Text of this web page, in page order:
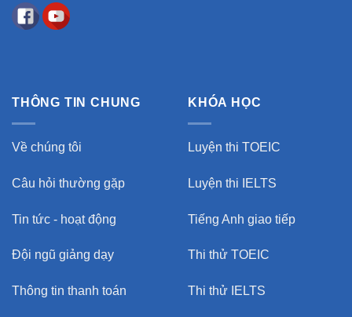
THÔNG TIN CHUNG
Về chúng tôi
Câu hỏi thường gặp
Tin tức - hoạt động
Đội ngũ giảng dạy
Thông tin thanh toán
KHÓA HỌC
Luyện thi TOEIC
Luyện thi IELTS
Tiếng Anh giao tiếp
Thi thử TOEIC
Thi thử IELTS